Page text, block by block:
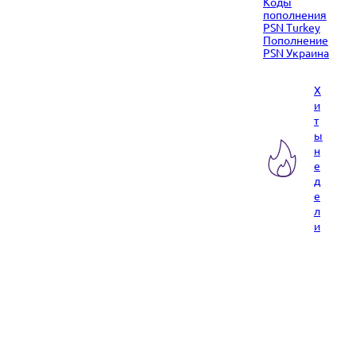
пополнения
PSN Turkey
Пополнение
PSN Украина
Х
и
т
ы
н
е
д
е
л
и